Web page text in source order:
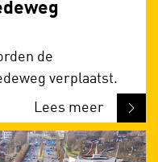
de
verplaatst.
Lees meer